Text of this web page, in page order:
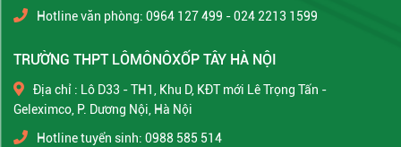
Hotline văn phòng: 0964 127 499 - 024 2213 1599
TRƯỜNG THPT LÔMÔNÔXỐP TÂY HÀ NỘI
Địa chỉ : Lô D33 - TH1, Khu D, KĐT mới Lê Trọng Tấn -
Geleximco, P. Dương Nội, Hà Nội
Hotline tuyển sinh: 0988 585 514